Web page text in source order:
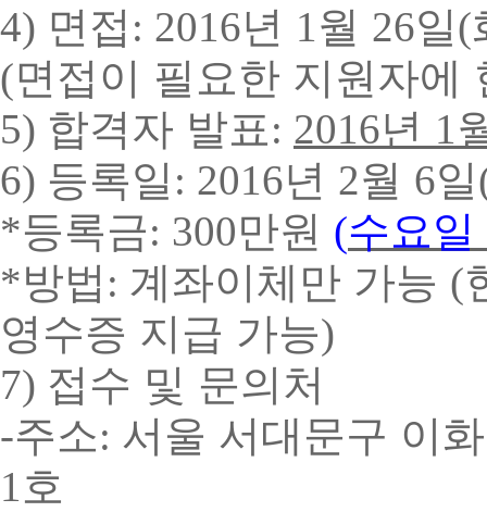
4) 면접 : 2016년 1월 26일(
(면접이 필요한 지원자에
5) 합격자 발표: 2016년 1
6) 등록일 : 2016년 2월 6일
*등록금: 300만원 (수요
*방법 : 계좌이체만 가능 (
영수증 지급 가능)
7) 접수 및 문의처
-주소: 서울 서대문구 이
1호